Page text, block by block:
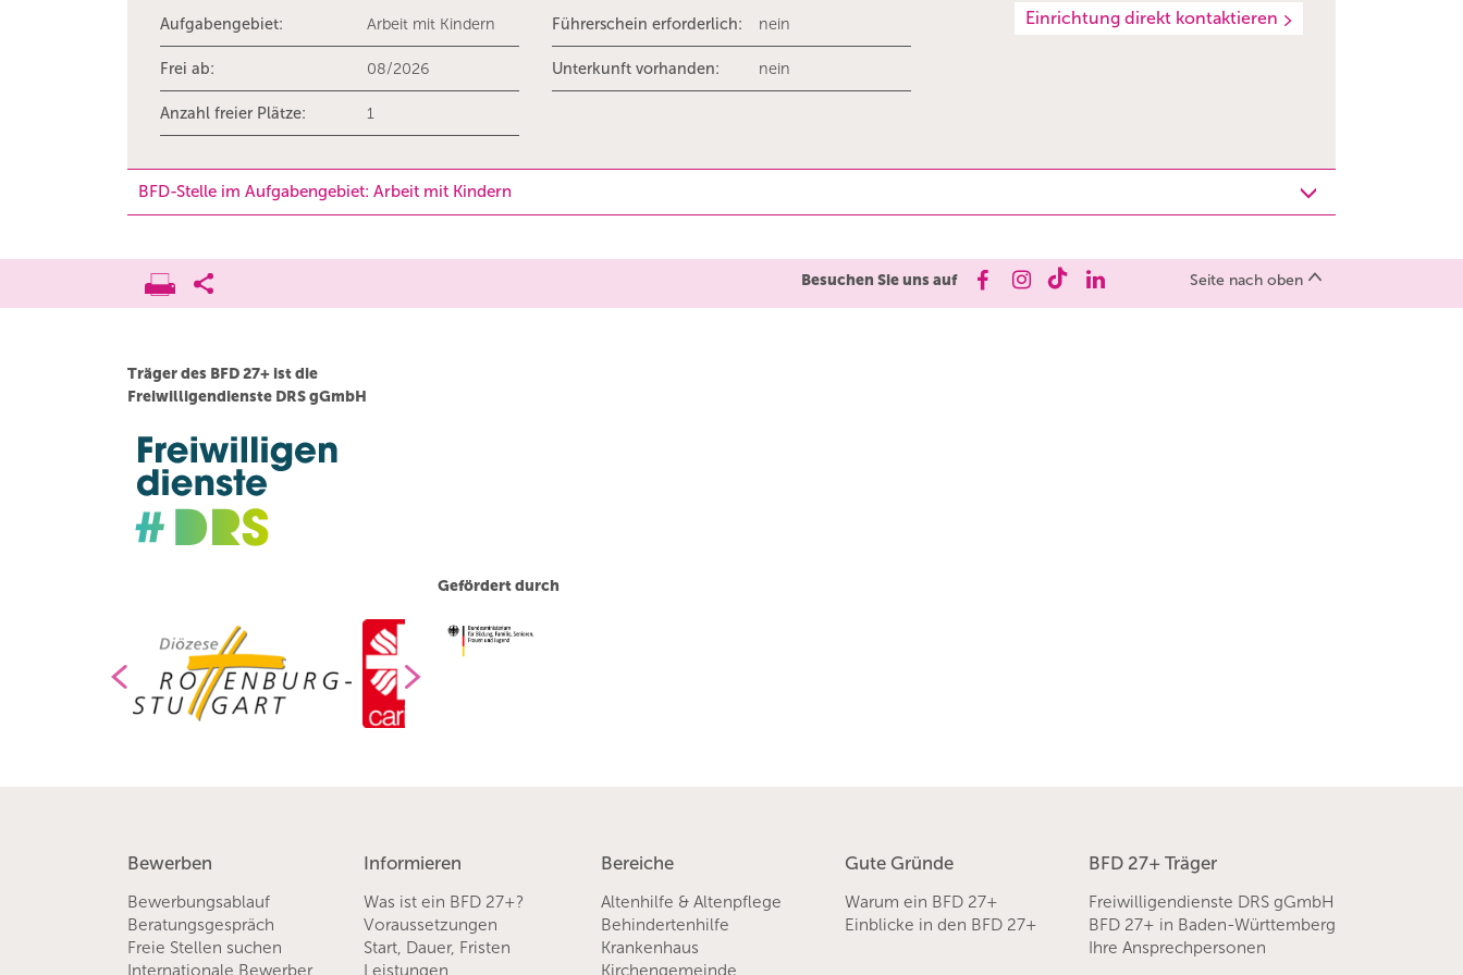
Aufgabengebiet: Arbeit mit Kindern
Frei ab: 08/2026
Anzahl freier Plätze: 1
Führerschein erforderlich: nein
Unterkunft vorhanden: nein
Einrichtung direkt kontaktieren
BFD-Stelle im Aufgabengebiet: Arbeit mit Kindern
Besuchen Sie uns auf Seite nach oben
Träger des BFD 27+ ist die
Freiwilligendienste DRS gGmbH
Gefördert durch
Bewerben
Bewerbungsablauf
Beratungsgespräch
Freie Stellen suchen
Internationale Bewerber
Informieren
Was ist ein BFD 27+?
Voraussetzungen
Start, Dauer, Fristen
Leistungen
Bereiche
Altenhilfe & Altenpflege
Behindertenhilfe
Krankenhaus
Kirchengemeinde
Gute Gründe
Warum ein BFD 27+
Einblicke in den BFD 27+
BFD 27+ Träger
Freiwilligendienste DRS gGmbH
BFD 27+ in Baden-Württemberg
Ihre Ansprechpersonen